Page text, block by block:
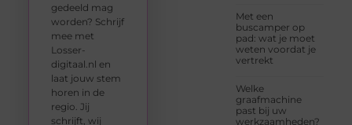
Met een
buscamper op
pad: wat je moet
weten voordat je
vertrekt
Welke
graafmachine
past bij uw
werkzaamheden?
gedeeld mag
worden? Schrijf
mee met
Losser-
digitaal.nl en
laat jouw stem
horen in de
regio. Jij
schrijft, wij